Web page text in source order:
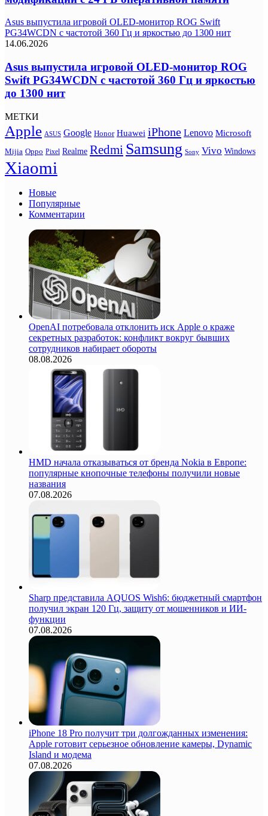
Asus выпустила игровой OLED-монитор ROG Swift
PG34WCDN с частотой 360 Гц и яркостью до 1300 нит
14.06.2026
Asus выпустила игровой OLED-монитор ROG
Swift PG34WCDN с частотой 360 Гц и яркостью
до 1300 нит
МЕТКИ
Apple ASUS Google Honor Huawei iPhone Lenovo Microsoft
Mijia Oppo Pixel Realme Redmi Samsung Sony Vivo Windows
Xiaomi
Новые
Популярные
Комментарии
OpenAI потребовала отклонить иск Apple о краже
секретных разработок: конфликт вокруг бывших
сотрудников набирает обороты
08.08.2026
HMD начала отказываться от бренда Nokia в Европе:
популярные кнопочные телефоны получили новые
названия
07.08.2026
Sharp представила AQUOS Wish6: бюджетный смартфон
получил экран 120 Гц, защиту от мошенников и ИИ-
функции
07.08.2026
iPhone 18 Pro получит три долгожданных изменения:
Apple готовит серьезное обновление камеры, Dynamic
Island и модема
07.08.2026